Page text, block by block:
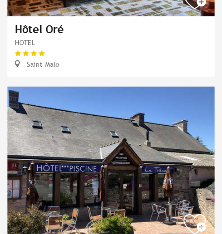
Hôtel Oré
HOTEL
Saint-Malo